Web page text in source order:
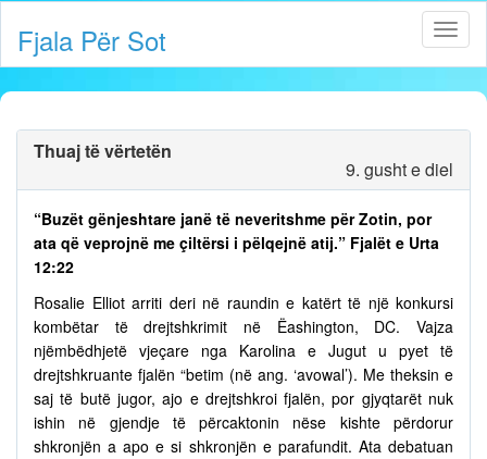
Fjala Për Sot
Thuaj të vërtetën
9. gusht e diel
“Buzët gënjeshtare janë të neveritshme për Zotin, por
ata që veprojnë me çiltërsi i pëlqejnë atij.” Fjalët e Urta
12:22
Rosalie Elliot arriti deri në raundin e katërt të një konkursi
kombëtar të drejtshkrimit në Ëashington, DC. Vajza
njëmbëdhjetë vjeçare nga Karolina e Jugut u pyet të
drejtshkruante fjalën “betim (në ang. ‘avowal’). Me theksin e
saj të butë jugor, ajo e drejtshkroi fjalën, por gjyqtarët nuk
ishin në gjendje të përcaktonin nëse kishte përdorur
shkronjën a apo e si shkronjën e parafundit. Ata debatuan